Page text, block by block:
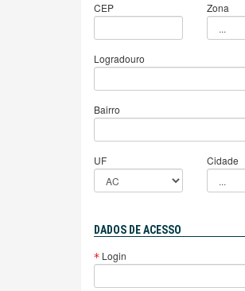
CEP Zona
Logradouro
Bairro
UF Cidade
DADOS DE ACESSO
Login